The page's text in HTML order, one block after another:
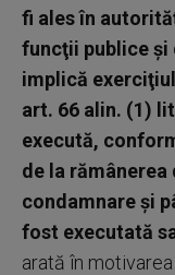
fi ales în
funcţii publice şi
implică
art. 66 alin. (1)
execută,
de la
condamnare şi
fost executată
arată în motivarea